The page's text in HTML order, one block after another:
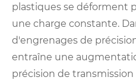
plastiques se déforment
une charge constante.
d'engrenages de
entraîne une
précision de